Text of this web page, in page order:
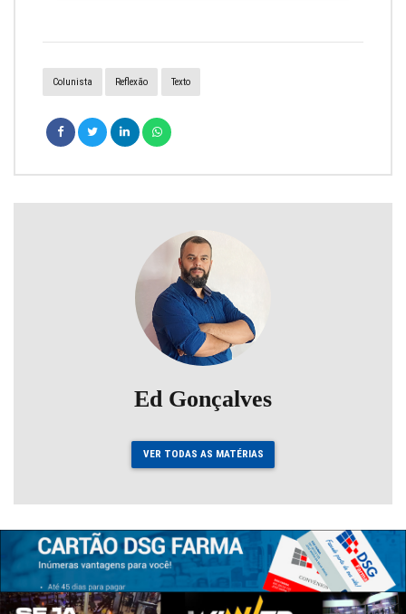
Colunista Reflexão Texto
Ed Gonçalves
VER TODAS AS MATÉRIAS